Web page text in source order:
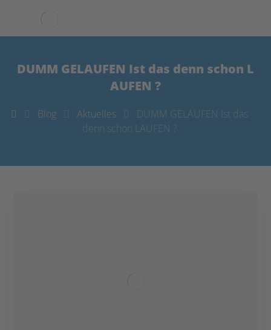
DUMM GELAUFEN Ist das denn schon L
AUFEN ?
Blog Aktuelles
DUMM GELAUFEN Ist das
denn schon LAUFEN ?